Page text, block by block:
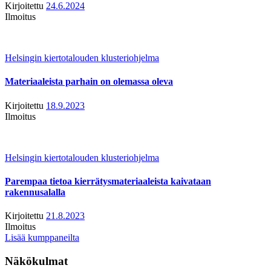
Kirjoitettu 24.6.2024
Ilmoitus
Helsingin kiertotalouden klusteriohjelma
Materiaaleista parhain on olemassa oleva
Kirjoitettu 18.9.2023
Ilmoitus
Helsingin kiertotalouden klusteriohjelma
Parempaa tietoa kierrätysmateriaaleista kaivataan
rakennusalalla
Kirjoitettu 21.8.2023
Ilmoitus
Lisää kumppaneilta
Näkökulmat